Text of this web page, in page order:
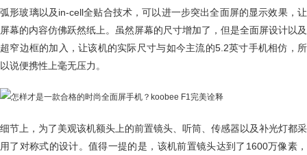
弧形玻璃以及in-cell全贴合技术，可以进一步突出全面屏的显示效果，让
屏幕的内容仿佛跃然纸上。虽然屏幕的尺寸增加了，但是全面屏设计以及
超窄边框的加入，让该机的实际尺寸与如今主流的5.2英寸手机相仿，所
以说便携性上毫无压力。
细节上，为了美观该机额头上的前置镜头、听筒、传感器以及补光灯都采
用了对称式的设计。值得一提的是，该机前置镜头达到了1600万像素，